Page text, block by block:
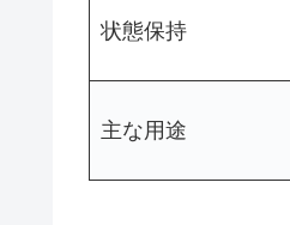
状態保持
主な用途